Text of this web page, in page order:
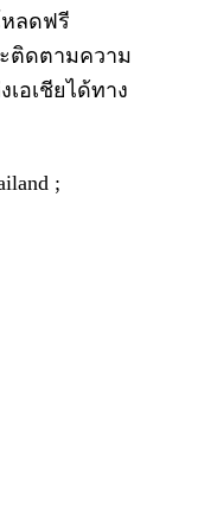
หลดฟรี
ติดตามความ
อเชียได้ทาง
;